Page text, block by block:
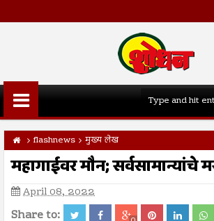
flashnews मुख्य लेख
महागाईवर मौन; सर्वसामान्यांचे
April 08, 2022
Share to: